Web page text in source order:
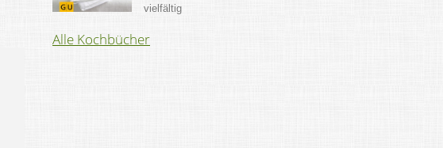
vielfältig
Alle Kochbücher